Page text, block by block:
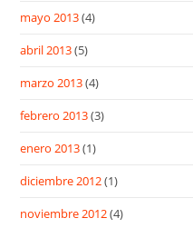
mayo 2013(4)
abril 2013(5)
marzo 2013(4)
febrero 2013(3)
enero 2013(1)
diciembre 2012(1)
noviembre 2012(4)